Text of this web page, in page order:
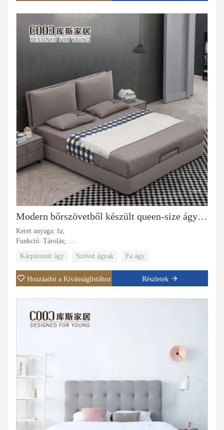
Modern bőrszövetből készült queen-size ágykeret tárolódobozzal, funkcionális hálószobabútor-készlettel
Keret anyaga: fa;
Funkció: Tárolás;
Huzat anyaga: bársony szövet, bőr;
Konkrét felhasználás: Villa, apartman, szállodai lakosztály, fő
szoba.
Kárpitozott ágy Szövet ágyak Fa ágy
Hozzáadni a Kívánságlistához Részletek